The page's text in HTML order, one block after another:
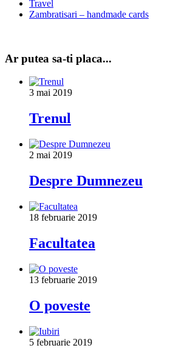
Travel
Zambratisari – handmade cards
Ar putea sa-ti placa...
3 mai 2019
Trenul
2 mai 2019
Despre Dumnezeu
18 februarie 2019
Facultatea
13 februarie 2019
O poveste
5 februarie 2019